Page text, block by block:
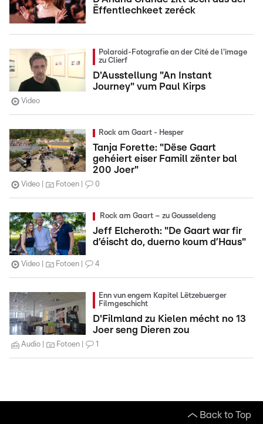
Ëffentlechkeet zeréck
Polaroid-Fotografie an der Cité de l'image
zu Clierf
D'Ausstellung "An Instant
Journey" vum Paul Kirps
Video
Rock am Gaart - Hesper
Tanja Forette: "Dëse Gaart
gehéiert eiser Famill zënter bal
200 Joer"
Video Fotoen 0
Rock am Gaart – zu Gousseldeng
Jeff Elcheroth: "De Gaart war fir
d’éischt do, duerno koum d’Haus"
Video Fotoen 4
Enn vun engem Kapitel Lëtzebuerger
Filmgeschicht
D'Filmland zu Kielen mécht no 13
Joer seng Dieren zou
Audio Fotoen 1
Back to Top